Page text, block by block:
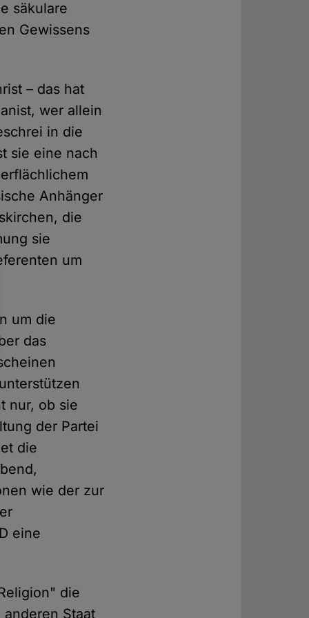
säkulare
Gewissens
– das hat
wer allein
in die
sie eine nach
Anhänger
die
sie
um
um die
das
nur, ob sie
der Partei
die
wie der zur
eine
die
Staat